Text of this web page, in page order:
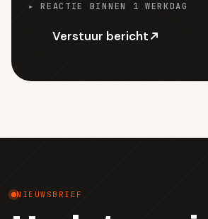
▸ REACTIE BINNEN 1 WERKDAG
Verstuur bericht
NIEUWSBRIEF